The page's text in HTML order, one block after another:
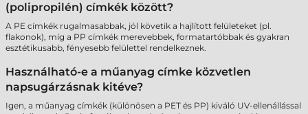
(polipropilén) címkék között?
A PE címkék rugalmasabbak, jól követik a hajlított felületeket (pl.
flakonok), míg a PP címkék merevebbek, formatartóbbak és gyakran
esztétikusabb, fényesebb felülettel rendelkeznek.
Használható-e a műanyag címke közvetlen
napsugárzásnak kitéve?
Igen, a műanyag címkék (különösen a PET és PP) kiváló UV-ellenállással